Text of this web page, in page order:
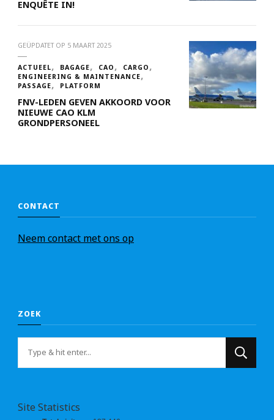
ENQUÊTE IN!
GEÜPDATET OP 5 MAART 2025
ACTUEEL BAGAGE CAO
CARGO
ENGINEERING & MAINTENANCE
PASSAGE
PLATFORM
FNV-LEDEN GEVEN AKKOORD VOOR
NIEUWE CAO KLM
GRONDPERSONEEL
CONTACT
Neemcontact met ons op
ZOEK
Site Statistics